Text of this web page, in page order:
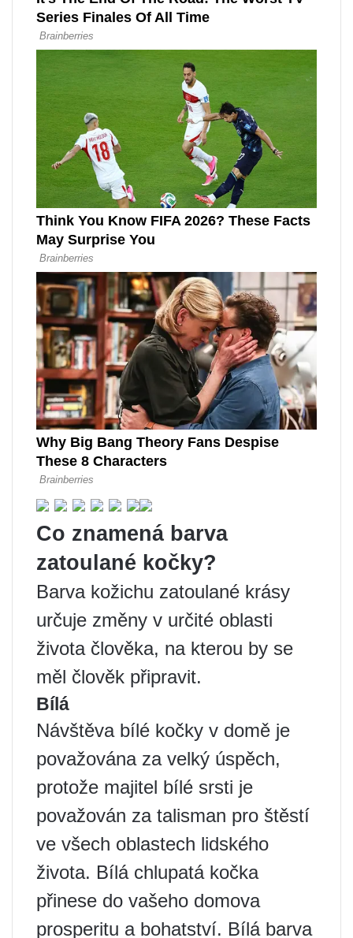
Co znamená barva
zatoulané kočky?
Barva kožichu zatoulané krásy
určuje změny v určité oblasti
života člověka, na kterou by se
měl člověk připravit.
Bílá
Návštěva bílé kočky v domě je
považována za velký úspěch,
protože majitel bílé srsti je
považován za talisman pro štěstí
ve všech oblastech lidského
života. Bílá chlupatá kočka
přinese do vašeho domova
prosperitu a bohatství. Bílá barva